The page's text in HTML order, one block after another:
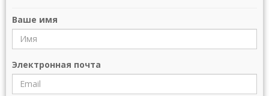
Ваше имя
Электронная почта